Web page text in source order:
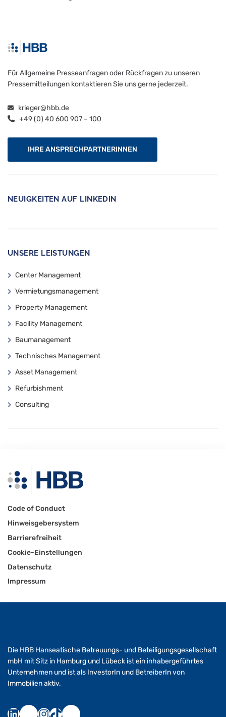
Für Allgemeine Presseanfragen oder Rückfragen zu unseren
Pressemitteilungen kontaktieren Sie uns gerne jederzeit.
krieger@hbb.de
+49 (0) 40 600 907 – 100
IHRE ANSPRECHPARTNERINNEN
NEUIGKEITEN AUF LINKEDIN
UNSERE LEISTUNGEN
Center Management
Vermietungsmanagement
Property Management
Facility Management
Baumanagement
Technisches Management
Asset Management
Refurbishment
Consulting
Code of Conduct
Hinweisgebersystem
Barrierefreiheit
Cookie-Einstellungen
Datenschutz
Impressum
Die HBB Hanseatische Betreuungs- und Beteiligungsgesellschaft
mbH mit Sitz in Hamburg und Lübeck ist ein inhabergeführtes
Unternehmen und ist als InvestorIn und BetreiberIn von
Immobilien aktiv.